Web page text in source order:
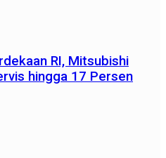
RI, Mitsubishi
hingga 17 Persen